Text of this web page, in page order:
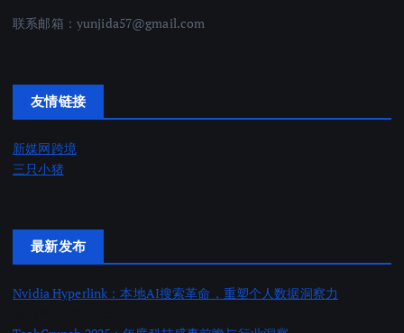
联系邮箱： yunjida57@gmail.com
友情链接
新媒网跨境
三只小猪
最新发布
Nvidia Hyperlink：本地AI搜索革命，重塑个人数据洞察力